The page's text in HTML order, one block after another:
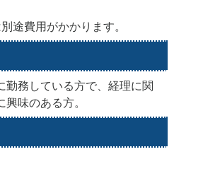
途費用がかかります。
勤務している方で、経理に関
味のある方。